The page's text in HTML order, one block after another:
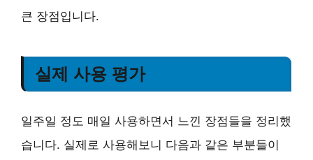
큰 장점입니다.
실제 사용 평가
일주일 정도 매일 사용하면서 느낀 장점들을 정리했
습니다. 실제로 사용해보니 다음과 같은 부분들이